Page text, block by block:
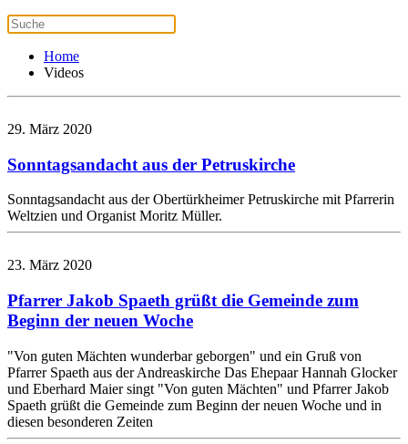
Home
Videos
29. März 2020
Sonntagsandacht aus der Petruskirche
Sonntagsandacht aus der Obertürkheimer Petruskirche mit Pfarrerin
Weltzien und Organist Moritz Müller.
23. März 2020
Pfarrer Jakob Spaeth grüßt die Gemeinde zum
Beginn der neuen Woche
"Von guten Mächten wunderbar geborgen" und ein Gruß von
Pfarrer Spaeth aus der Andreaskirche Das Ehepaar Hannah Glocker
und Eberhard Maier singt "Von guten Mächten" und Pfarrer Jakob
Spaeth grüßt die Gemeinde zum Beginn der neuen Woche und in
diesen besonderen Zeiten